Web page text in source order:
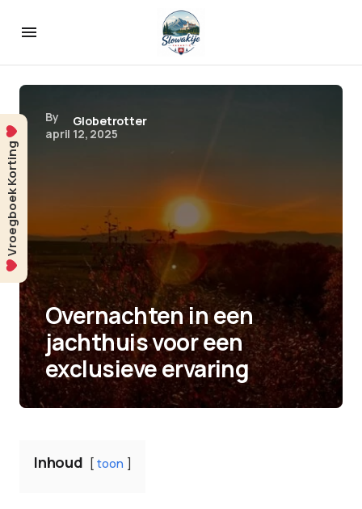
By
Globetrotter
april 12, 2025
Overnachten in een
jachthuis voor een
exclusieve ervaring
Inhoud toon
Vroegboek Korting